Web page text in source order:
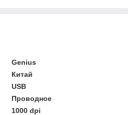
Genius
Китай
USB
Проводное
1000 dpi